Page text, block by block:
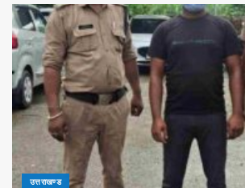
उत्तराखण्ड